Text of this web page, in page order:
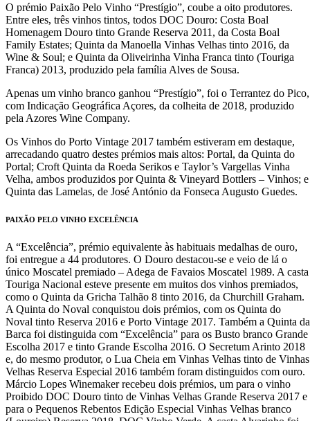
O prémio Paixão Pelo Vinho “Prestígio”, coube a oito produtores.
Entre eles, três vinhos tintos, todos DOC Douro: Costa Boal
Homenagem Douro tinto Grande Reserva 2011, da Costa Boal
Family Estates; Quinta da Manoella Vinhas Velhas tinto 2016, da
Wine & Soul; e Quinta da Oliveirinha Vinha Franca tinto (Touriga
Franca) 2013, produzido pela família Alves de Sousa.
Apenas um vinho branco ganhou “Prestígio”, foi o Terrantez do Pico,
com Indicação Geográfica Açores, da colheita de 2018, produzido
pela Azores Wine Company.
Os Vinhos do Porto Vintage 2017 também estiveram em destaque,
arrecadando quatro destes prémios mais altos: Portal, da Quinta do
Portal; Croft Quinta da Roeda Serikos e Taylor’s Vargellas Vinha
Velha, ambos produzidos por Quinta & Vineyard Bottlers – Vinhos; e
Quinta das Lamelas, de José António da Fonseca Augusto Guedes.
PAIXÃO PELO VINHO EXCELÊNCIA
A “Excelência”, prémio equivalente às habituais medalhas de ouro,
foi entregue a 44 produtores. O Douro destacou-se e veio de lá o
único Moscatel premiado – Adega de Favaios Moscatel 1989. A casta
Touriga Nacional esteve presente em muitos dos vinhos premiados,
como o Quinta da Gricha Talhão 8 tinto 2016, da Churchill Graham.
A Quinta do Noval conquistou dois prémios, com os Quinta do
Noval tinto Reserva 2016 e Porto Vintage 2017. Também a Quinta da
Barca foi distinguida com “Excelência” para os Busto branco Grande
Escolha 2017 e tinto Grande Escolha 2016. O Secretum Arinto 2018
e, do mesmo produtor, o Lua Cheia em Vinhas Velhas tinto de Vinhas
Velhas Reserva Especial 2016 também foram distinguidos com ouro.
Márcio Lopes Winemaker recebeu dois prémios, um para o vinho
Proibido DOC Douro tinto de Vinhas Velhas Grande Reserva 2017 e
para o Pequenos Rebentos Edição Especial Vinhas Velhas branco